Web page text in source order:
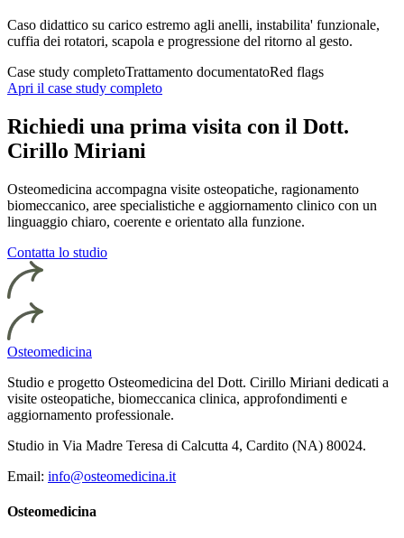
Caso didattico su carico estremo agli anelli, instabilita' funzionale,
cuffia dei rotatori, scapola e progressione del ritorno al gesto.
Case study completoTrattamento documentatoRed flags
Apri il case study completo
Richiedi una prima visita con il Dott.
Cirillo Miriani
Osteomedicina accompagna visite osteopatiche, ragionamento
biomeccanico, aree specialistiche e aggiornamento clinico con un
linguaggio chiaro, coerente e orientato alla funzione.
Contatta lo studio
Osteomedicina
Studio e progetto Osteomedicina del Dott. Cirillo Miriani dedicati a
visite osteopatiche, biomeccanica clinica, approfondimenti e
aggiornamento professionale.
Studio in Via Madre Teresa di Calcutta 4, Cardito (NA) 80024.
Email: info@osteomedicina.it
Osteomedicina